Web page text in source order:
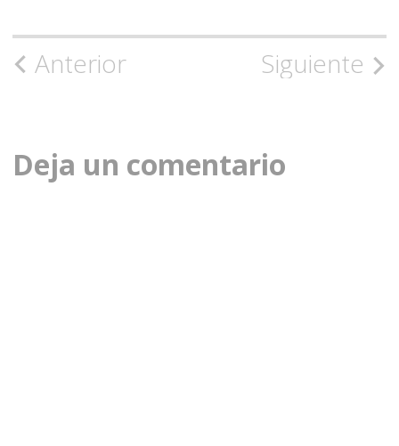
Navegación
la
entrada
Anterior Siguiente
Deja un comentario